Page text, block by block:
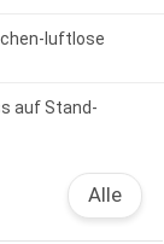
luftlose
auf Stand-
Alle